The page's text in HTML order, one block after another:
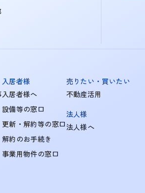
入居者様
入居者様へ
設備等の窓口
更新・解約等の窓口
解約のお手続き
事業用物件の窓口
売りたい・買いたい
不動産活用
法人様
法人様へ